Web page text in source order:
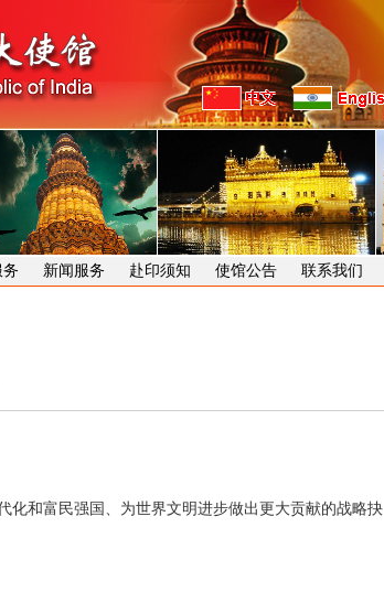
新闻服务 赴印须知 使馆公告 联系我们
和富民强国、为世界文明进步做出更大贡献的战略抉